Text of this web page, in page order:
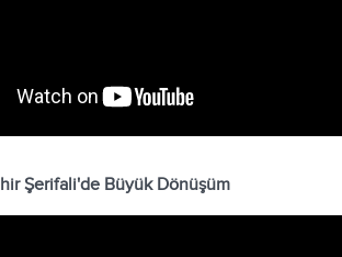
Şerifali'de Büyük Dönüşüm